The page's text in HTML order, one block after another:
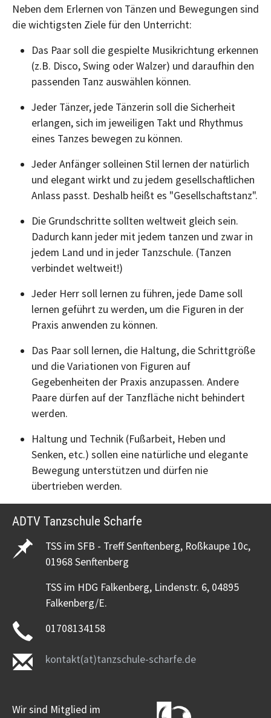
Neben dem Erlernen von Tänzen und Bewegungen sind
die wichtigsten Ziele für den Unterricht:
Das Paar soll die gespielte Musikrichtung erkennen
(z.B. Disco, Swing oder Walzer) und daraufhin den
passenden Tanz auswählen können.
Jeder Tänzer, jede Tänzerin soll die Sicherheit
erlangen, sich im jeweiligen Takt und Rhythmus
eines Tanzes bewegen zu können.
Jeder Anfänger solleinen Stil lernen der natürlich
und elegant wirkt und zu jedem gesellschaftlichen
Anlass passt. Deshalb heißt es "Gesellschaftstanz".
Die Grundschritte sollten weltweit gleich sein.
Dadurch kann jeder mit jedem tanzen und zwar in
jedem Land und in jeder Tanzschule. (Tanzen
verbindet weltweit!)
Jeder Herr soll lernen zu führen, jede Dame soll
lernen geführt zu werden, um die Figuren in der
Praxis anwenden zu können.
Das Paar soll lernen, die Haltung, die Schrittgröße
und die Variationen von Figuren auf
Gegebenheiten der Praxis anzupassen. Andere
Paare dürfen auf der Tanzfläche nicht behindert
werden.
Haltung und Technik (Fußarbeit, Heben und
Senken, etc.) sollen eine natürliche und elegante
Bewegung unterstützen und dürfen nie
übertrieben werden.
ADTV Tanzschule Scharfe
TSS im SFB - Treff Senftenberg, Roßkaupe 10c,
01968 Senftenberg
TSS im HDG Falkenberg, Lindenstr. 6, 04895
Falkenberg/E.
01708134158
kontakt(at)tanzschule-scharfe.de
Wir sind Mitglied im